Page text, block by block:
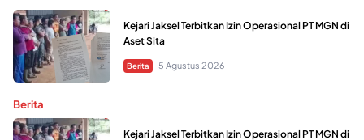
Kejari Jaksel Terbitkan Izin Operasional PT MGN di
Aset Sita
Berita 5 Agustus 2026
Berita
Kejari Jaksel Terbitkan Izin Operasional PT MGN di